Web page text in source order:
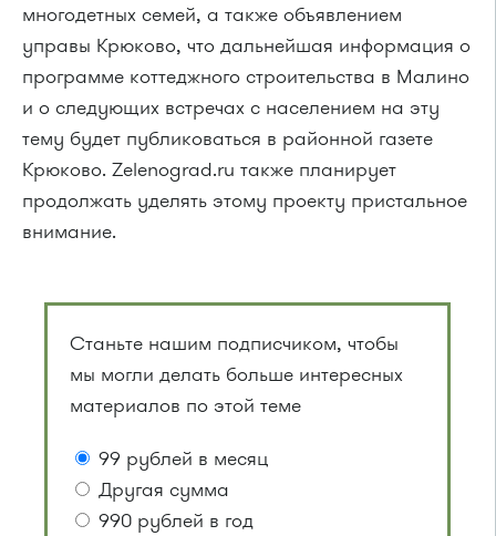
многодетных семей, а также объявлением
управы Крюково, что дальнейшая информация о
программе коттеджного строительства в Малино
и о следующих встречах с населением на эту
тему будет публиковаться в районной газете
Крюково. Zelenograd.ru также планирует
продолжать уделять этому проекту пристальное
внимание.
Станьте нашим подписчиком, чтобы
мы могли делать больше интересных
материалов по этой теме
99 рублей в месяц
Другая сумма
990 рублей в год